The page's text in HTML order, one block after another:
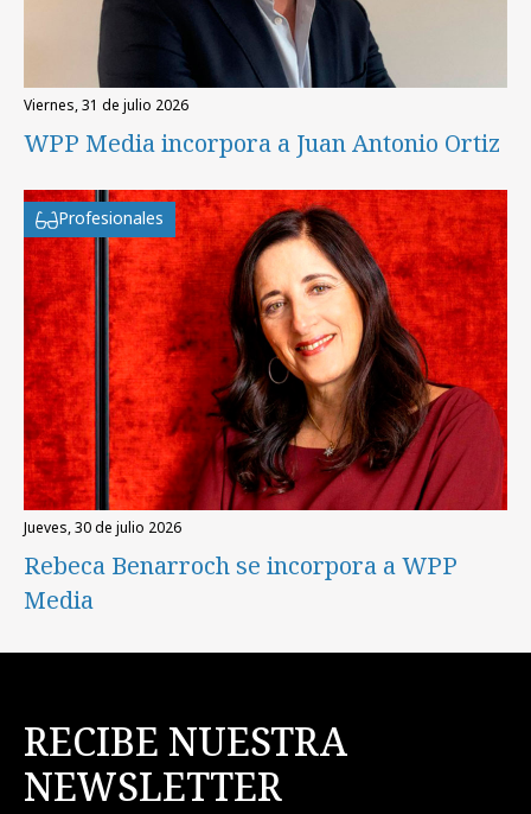
viernes, 31 de julio 2026
WPP Media incorpora a Juan Antonio Ortiz
Profesionales
jueves, 30 de julio 2026
Rebeca Benarroch se incorpora a WPP
Media
RECIBE NUESTRA
NEWSLETTER